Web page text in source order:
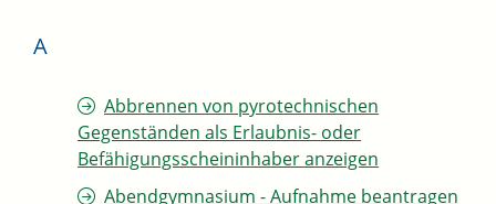
A
Abbrennen von pyrotechnischen
Gegenständen als Erlaubnis- oder
Befähigungsscheininhaber anzeigen
Abendgymnasium - Aufnahme beantragen